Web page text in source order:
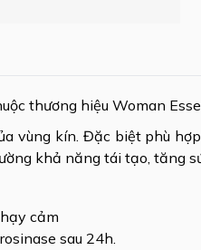
thương hiệu Woman
vùng kín. Đặc biệt phù
khả năng tái tạo, tăng
cảm
sau 24h.